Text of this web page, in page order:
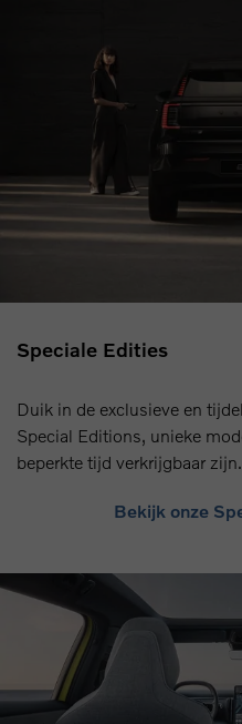
Speciale Edities
Duik in de exclusieve en
Special Editions, unieke
beperkte tijd verkrijgbaar zijn.
Bekijk onze